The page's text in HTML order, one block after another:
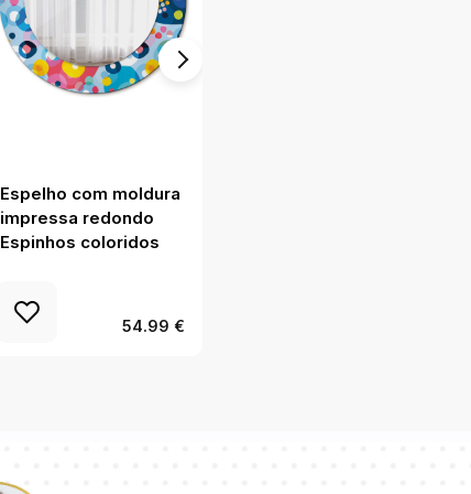
Espelho com moldura
impressa redondo
Espinhos coloridos
54.99 €